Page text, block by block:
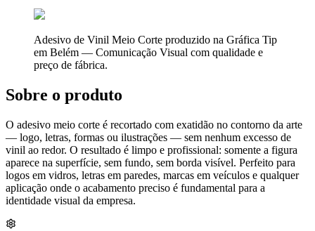
Adesivo de Vinil Meio Corte produzido na Gráfica Tip
em Belém — Comunicação Visual com qualidade e
preço de fábrica.
Sobre o produto
O adesivo meio corte é recortado com exatidão no contorno da arte
— logo, letras, formas ou ilustrações — sem nenhum excesso de
vinil ao redor. O resultado é limpo e profissional: somente a figura
aparece na superfície, sem fundo, sem borda visível. Perfeito para
logos em vidros, letras em paredes, marcas em veículos e qualquer
aplicação onde o acabamento preciso é fundamental para a
identidade visual da empresa.